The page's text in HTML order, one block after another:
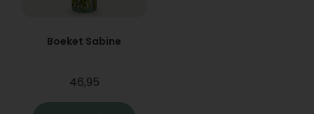
Boeket Sabine
46,95